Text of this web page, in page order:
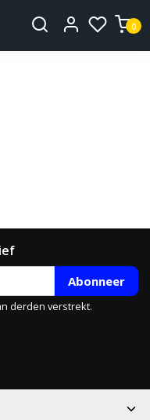
0
Abonneer
derden verstrekt.